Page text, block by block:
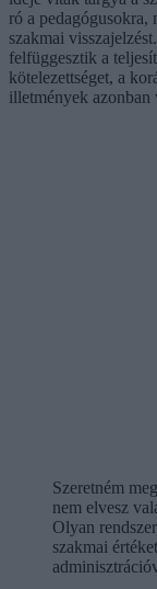
ró a
szakmai
felfüggesztik a
kötelezettséget, a
illetmények azonban
Szeretném
nem elvesz
Olyan
szakmai